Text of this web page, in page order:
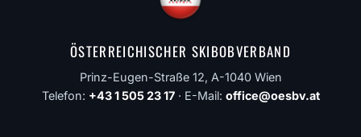
ÖSTERREICHISCHER SKIBOBVERBAND
Prinz-Eugen-Straße 12, A-1040 Wien
Telefon: +43 1 505 23 17· E-Mail: office@oesbv.at